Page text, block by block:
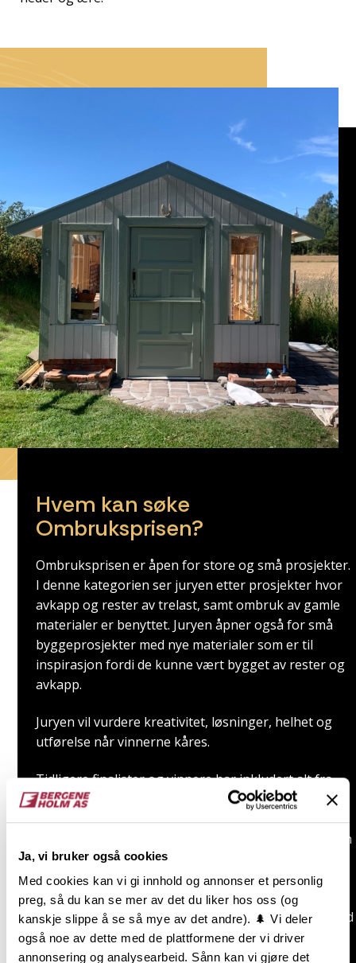
Ja, vi bruker også cookies
Med cookies kan vi gi innhold og annonser et personlig
preg, så du kan se mer av det du liker hos oss (og
kanskje slippe å se så mye av det andre). 🌲 Vi deler
også noe av dette med de plattformene der vi driver
annonsering og analysearbeid. Sånn kan vi gjøre det
Hvem kan søke
Ombruksprisen?
Ombruksprisen er åpen for store og små prosjekter.
I denne kategorien ser juryen etter prosjekter hvor
avkapp og rester av trelast, samt ombruk av gamle
materialer er benyttet. Juryen åpner også for små
byggeprosjekter med nye materialer som er til
inspirasjon fordi de kunne vært bygget av rester og
avkapp.
Juryen vil vurdere kreativitet, løsninger, helhet og
utførelse når vinnerne kåres.
Tidligere finalister og vinnere har inkludert alt fra
møbler og innredning, uthus og boder, juletrær,
blomsterkasser, potteri og gapahuk. Det er ikke
størrelsen som avgjør, men den inspirerende bruken
av tre og utførelsen.
Er du på Instagram? Bruk gjerne #ombruksprisen
for å dele prosjektet ditt med oss, så kan vi følge med
på hva du lager!